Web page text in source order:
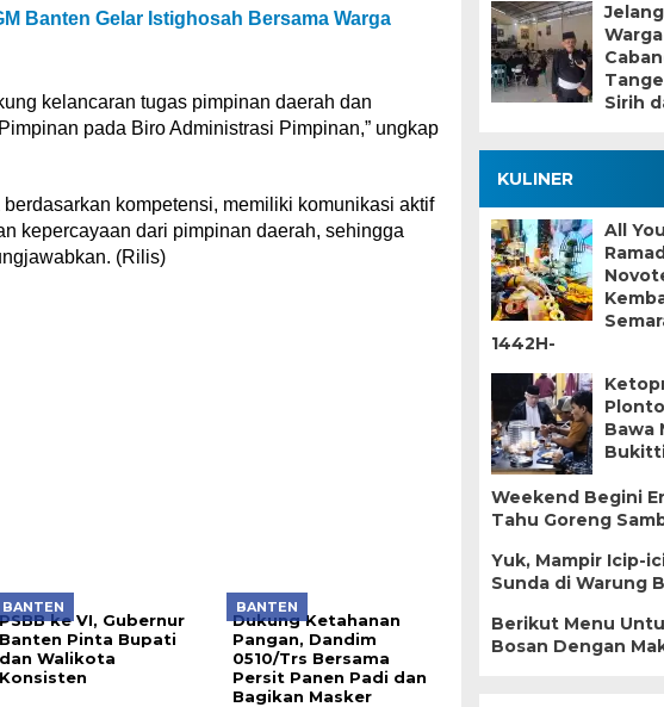
Banten Gelar Istighosah Bersama Warga
kelancaran tugas pimpinan daerah dan
pada Biro Administrasi Pimpinan,” ungkap
kompetensi, memiliki komunikasi aktif
kepercayaan dari pimpinan daerah, sehingga
(Rilis)
BANTEN
ke VI, Gubernur
Banten Pinta Bupati
dan Walikota
Konsisten
BANTEN
Dukung Ketahanan
Pangan, Dandim
0510/Trs Bersama
Persit Panen Padi dan
Bagikan Masker
Sirih
KULINER
All
1442H-
Bawa
Weekend Begini
Tahu Goreng
Yuk, Mampir Icip-
Sunda di Warung
Berikut Menu
Bosan Dengan